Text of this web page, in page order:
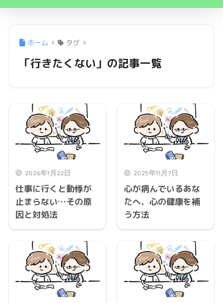
ホーム タグ
「行きたくない」の記事一覧
2026年1月22日
仕事に行くと動悸が
止まらない…その原
因と対処法
2025年11月7日
心が病んでいるあな
たへ、心の健康を補
う方法